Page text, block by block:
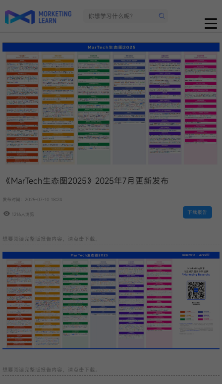
《MarTech生态图2025》2025年7月更新发布
发布时间：2025-07-10 18:24
1216人浏览 下载报告
想要阅读完整版报告内容，请点击下载。
想要阅读完整版报告内容，请点击下载。